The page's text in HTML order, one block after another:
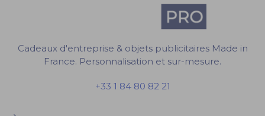
Cadeaux d'entreprise & objets publicitaires Made in
France. Personnalisation et sur-mesure.
+33 1 84 80 82 21